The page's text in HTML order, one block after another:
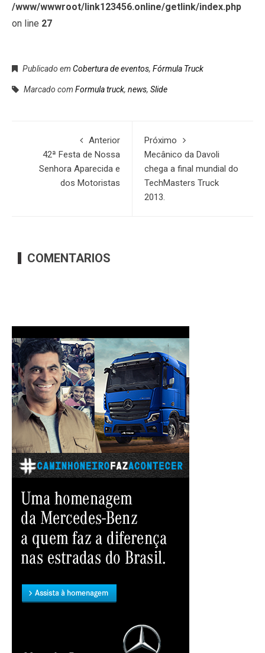
/www/wwwroot/link123456.online/getlink/index.php
on line 27
Publicado em Cobertura de eventos, Fórmula Truck
Marcado com Formula truck, news, Slide
Anterior
42ª Festa de Nossa
Senhora Aparecida e
dos Motoristas
Próximo
Mecânico da Davoli
chega a final mundial do
TechMasters Truck
2013.
COMENTARIOS